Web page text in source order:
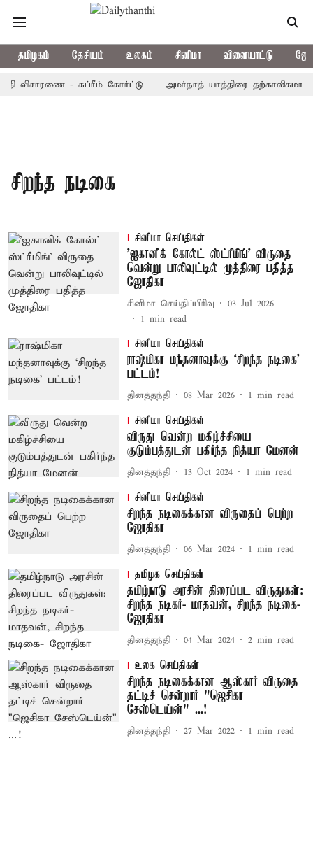
தமிழகம் தேசியம் உலகம் சினிமா விளையாட்டு
விசாரணை - சுப்ரீம் கோர்ட்டு அமர்நாத் யாத்திரை தற்காலிகமாக
சிறந்த நடிகை
சினிமா செய்திகள்
'ஐகானிக் கோல்ட் ஸ்ட்ரீமிங்' விருதை
வென்று பாலிவுட்டில் முத்திரை பதித்த
ஜோதிகா
சினிமா செய்திப்பிரிவு
03 Jul 2026
1 min read
சினிமா செய்திகள்
ராஷ்மிகா மந்தனாவுக்கு ‘சிறந்த நடிகை’
பட்டம்!
தினத்தந்தி 08 Mar 2026 1 min read
சினிமா செய்திகள்
விருது வென்ற மகிழ்ச்சியை
குடும்பத்துடன் பகிர்ந்த நித்யா மேனன்
தினத்தந்தி 13 Oct 2024 1 min read
சினிமா செய்திகள்
சிறந்த நடிகைக்கான விருதைப் பெற்ற
ஜோதிகா
தினத்தந்தி 06 Mar 2024 1 min read
தமிழக செய்திகள்
தமிழ்நாடு அரசின் திரைப்பட விருதுகள்:
சிறந்த நடிகர்- மாதவன், சிறந்த நடிகை-
ஜோதிகா
தினத்தந்தி 04 Mar 2024 2 min read
உலக செய்திகள்
சிறந்த நடிகைக்கான ஆஸ்கார் விருதை
தட்டிச் சென்றார் "ஜெசிகா
சேஸ்டெய்ன்" ...!
தினத்தந்தி 27 Mar 2022 1 min read